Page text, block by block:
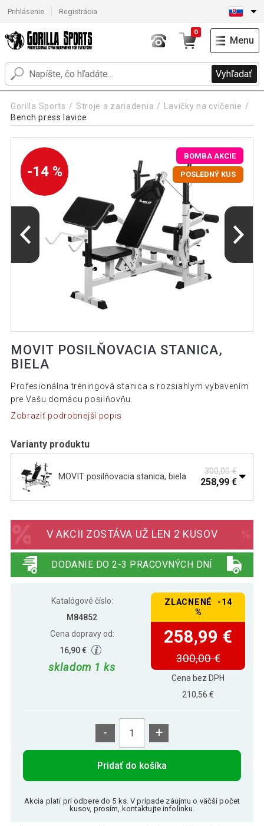
Prihlásenie Registrácia
Vyhľadať
0
Menu
Gorilla Sports Stroje a zariadenia
Lavičky na cvičenie
Bench press lavice
-14 %
BOMBA AKCIE
POSLEDNÝ KUS
MOVIT POSILŇOVACIA STANICA,
BIELA
Profesionálna tréningová stanica s rozsiahlym vybavením
pre Vašu domácu posilňovňu.
Zobraziť podrobnejší popis
Varianty produktu
MOVIT posilňovacia stanica, biela
300,00 €
258,99 €
V AKCII ZOSTÁVA UŽ LEN 2 KUSOV
DODANIE DO 2-3 PRACOVNÝCH DNÍ
Katalógové číslo:
M84852
Cena dopravy od:
16,90 €
skladom 1 ks
ZLACNENÉ -14
%
258,99 €
300,00 €
Cena bez DPH
210,56 €
- +
Pridať do košíka
Akcia platí pri odbere do 5 ks. V prípade záujmu o väčší počet
kusov, prosím, kontaktujte infolinku.